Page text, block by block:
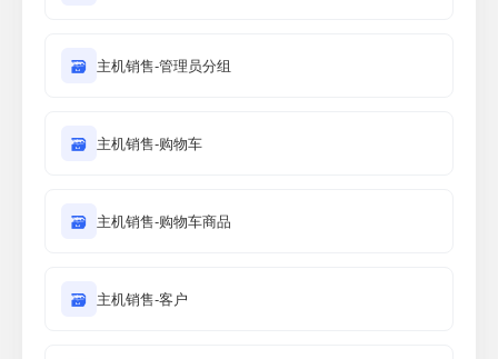
🗃 主机销售-管理员分组
🗃 主机销售-购物车
🗃 主机销售-购物车商品
🗃 主机销售-客户